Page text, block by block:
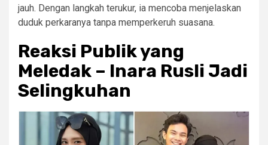
jauh. Dengan langkah terukur, ia mencoba menjelaskan
duduk perkaranya tanpa memperkeruh suasana.
Reaksi Publik yang
Meledak – Inara Rusli Jadi
Selingkuhan